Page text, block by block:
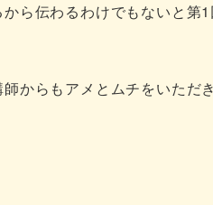
ら伝わるわけでもないと第
からもアメとムチをいただき